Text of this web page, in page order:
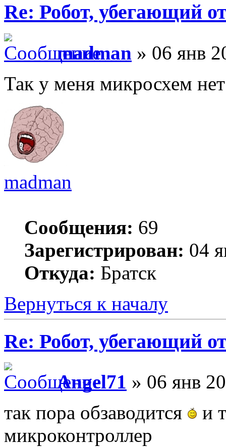
Re: Робот, убегающий
madman » 06 янв
Так у меня микросхем нет
madman
Сообщения: 69
Зарегистрирован: 04
Откуда: Братск
Вернуться к началу
Re: Робот, убегающий
Angel71 » 06 янв
так пора обзаводится
и
микроконтроллер